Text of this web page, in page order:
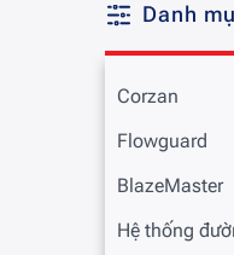
Danh
Corzan
Flowguard
BlazeMaster
Hệ thống